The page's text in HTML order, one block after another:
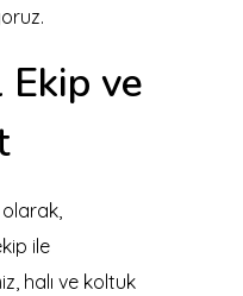
ve
ile
halı ve koltuk